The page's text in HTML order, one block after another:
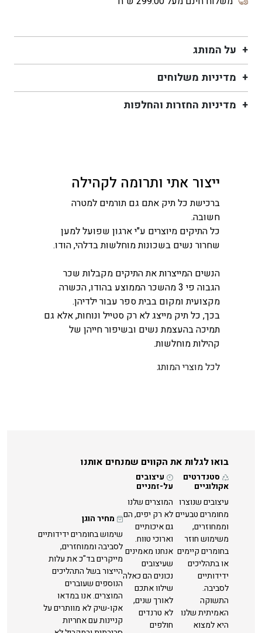
על המותג
מדיניות משלוחים
מדיניות החזרות והחלפות
ייצור אתי ותרומה לקהילה
ברכישת כל תיק אתם גם תורמים למטרה
חשובה.
כל התיקים מיוצרים ע"י ארגון שפועל למען
שחרור נשים בשכונות מוחלשות בדלהי, הודו.
הנשים המייצרות את התיקים מקבלות שכר
הגבוה פי 3 מהשכר הממוצע בהודו, הכשרה
מקצועית ומקום בבית ספר עבור ילדיהן.
בכך, כל תיק מייצג לא רק סטייל ונוחות, אלא גם
תמיכה בהעצמת נשים ובשיפור חייהן של
קהילות מוחלשות.
לכל מוצרי המותג
בואו לגלות את הקווים שמנחים אותנו
סטנדרטים
אקולוגיים
עיצובים שנוצרו
מחומרים טבעיים
וממחוזרים,
משימוש חוזר
בחומרים קיימים
או בתהליכים
ידידותיים
לסביבה.
התשוקה
האמיתית שלנו
היא למצוא
עיצובים
על-זמניים
המוצרים שלנו
לא רק יפים, הם
גם איכותיים
וארוכי טווח.
אנחנו מאמינים
שעיצובים
נכונים הם כאלה
שילוו אתכם
לאורך שנים,
לא טרנדים
חולפים
מחיר הוגן
שימוש בחומרים ידידותיים
לסביבה וממוחזרים,
מייקרים בד"כ את עלות
הייצור בשל התהליכים
הנוספים שעוברים
המוצרים. אנו במדאו
אקו-שיק לא מוותרים על
קניינות עם אחריות